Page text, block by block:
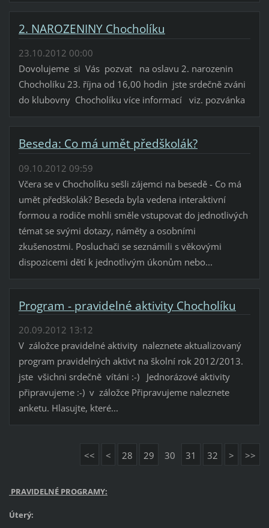
2. NAROZENINY Chocholíku
23.10.2012 00:00
Dovolujeme si Vás pozvat na oslavu 2. narozenin
Chocholíku 23. října od 16,00 hodin jste srdečně zváni
do klubovny Chocholíku více informací viz. pozvánka
Beseda: Co má umět předškolák?
09.10.2012 09:59
Včera se v Chocholíku sešli zájemci na besedě - Co má
umět předškolák? Beseda byla vedena interaktivní
formou a rodiče mohli směle vstupovat do jednotlivých
témat se svými dotazy, náměty a osobními
zkušenostmi. Posluchači se seznámili s věkovými
dispozicemi dětí k jednotlivým úkonům nebo...
Program - pravidelné aktivity Chocholíku
20.09.2012 13:12
V záložce pravidelné aktivity naleznete aktualizovaný
program pravidelných aktivt na školní rok 2012/2013.
jste všichni srdečně vítáni :-) Jednorázové aktivity
připravujeme :-) v záložce Připravujeme naleznete
anketu. Hlasujte, které...
<< < 28 29 30 31 32 > >>
PRAVIDELNÉ PROGRAMY:
Úterý: